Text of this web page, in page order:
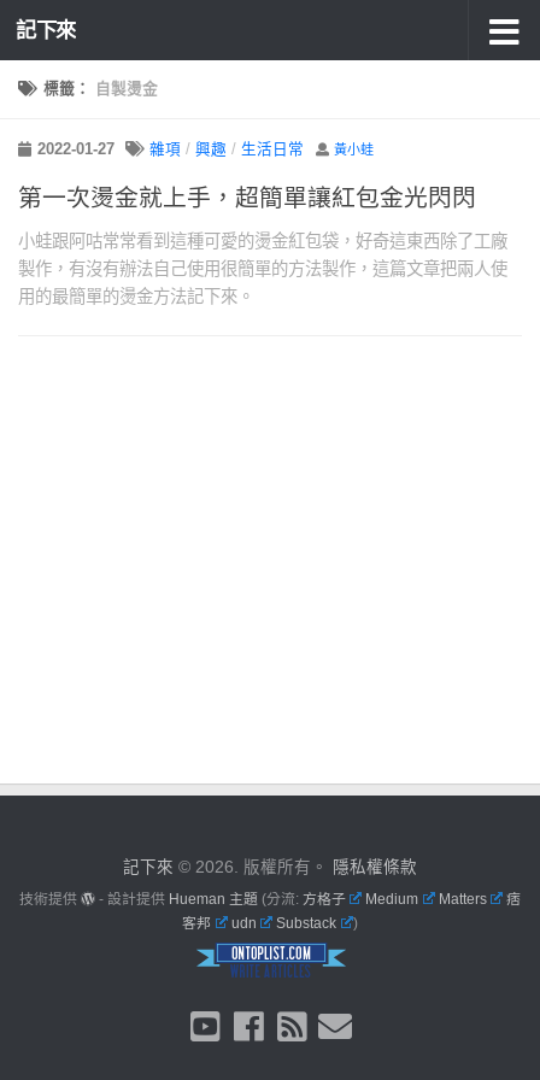
記下來
標籤： 自製燙金
2022-01-27 雜項 / 興趣 / 生活日常 黃小蛙
第一次燙金就上手，超簡單讓紅包金光閃閃
小蛙跟阿咕常常看到這種可愛的燙金紅包袋，好奇這東西除了工廠
製作，有沒有辦法自己使用很簡單的方法製作，這篇文章把兩人使
用的最簡單的燙金方法記下來。
記下來 © 2026. 版權所有。 隱私權條款
技術提供 - 設計提供 Hueman 主題 (分流: 方格子 Medium Matters
痞
客邦
udn Substack )